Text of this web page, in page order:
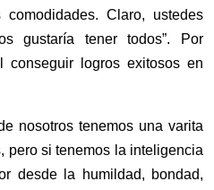
Claro, ustedes
gustaría tener todos”. Por
conseguir logros exitosos en
nosotros tenemos una varita
pero si tenemos la inteligencia
desde la humildad, bondad,